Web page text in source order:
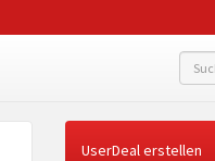
UserDeal erstellen